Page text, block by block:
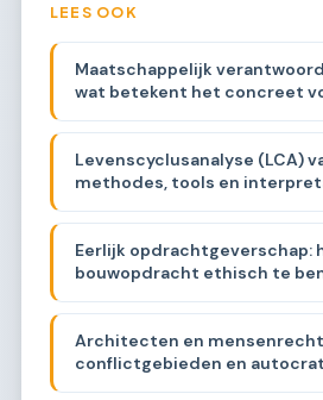
LEES OOK
Maatschappelijk
wat betekent het concreet
Levenscyclusanalyse (LCA)
methodes, tools en
Eerlijk opdrachtgeverschap:
bouwopdracht ethisch te
Architecten en
conflictgebieden en